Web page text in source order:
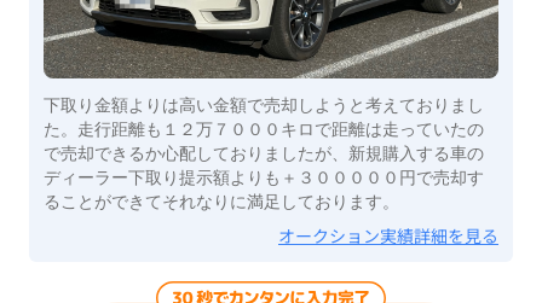
下取り金額よりは高い金額で売却しようと考えておりまし
た。走行距離も１２万７０００キロで距離は走っていたの
で売却できるか心配しておりましたが、新規購入する車の
ディーラー下取り提示額よりも＋３０００００円で売却す
ることができてそれなりに満足しております。
オークション実績詳細を見る